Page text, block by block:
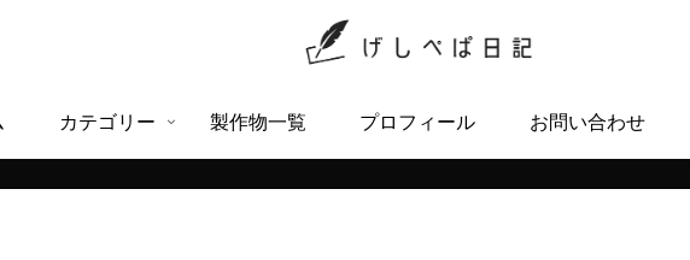
カテゴリー 製作物一覧 プロフィール お問い合わせ